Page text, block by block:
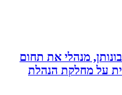
מנהלי את תחום
מחלקת הנהלת